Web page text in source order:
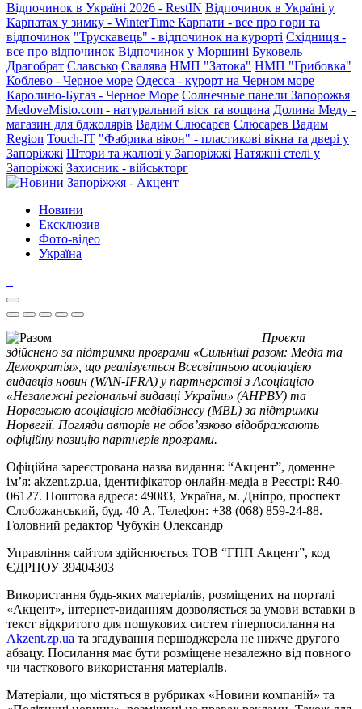
Відпочинок в Україні 2026 - RestIN Відпочинок в Україні у
Карпатах у зимку - WinterTime Карпати - все про гори та
відпочинок "Трускавець" - відпочинок на курорті Східниця -
все про відпочинок Відпочинок у Моршині Буковель
Драгобрат Славсько Свалява НМП "Затока" НМП "Грибовка"
Коблево - Черное море Одесса - курорт на Черном море
Каролино-Бугаз - Черное Море Солнечные панели Запорожья
MedoveMisto.com - натуральний віск та вощина Долина Меду -
магазин для бджолярів Вадим Слюсарєв Слюсарев Вадим
Region Touch-IT "Фабрика вікон" - пластикові вікна та двері у
Запоріжжі Штори та жалюзі у Запоріжжі Натяжні стелі у
Запоріжжі Захисник - військторг
Новини
Ексклюзив
Фото-відео
Україна
Проєкт
здійснено за підтримки програми «Сильніші разом: Медіа та
Демократія», що реалізується Всесвітньою асоціацією
видавців новин (WAN-IFRA) у партнерстві з Асоціацією
«Незалежні регіональні видавці України» (АНРВУ) та
Норвезькою асоціацією медіабізнесу (MBL) за підтримки
Норвегії. Погляди авторів не обов’язково відображають
офіційну позицію партнерів програми.
Офіційна зареєстрована назва видання: “Акцент”, доменне
ім’я: akzent.zp.ua, ідентифікатор онлайн-медіа в Реєстрі: R40-
06127. Поштова адреса: 49083, Україна, м. Дніпро, проспект
Слобожанський, буд. 40 А. Телефон: +38 (068) 859-24-88.
Головний редактор Чубукін Олександр
Управління сайтом здійснюється ТОВ “ГПП Акцент”, код
ЄДРПОУ 39404303
Використання будь-яких матеріалів, розміщених на порталі
«Акцент», інтернет-виданням дозволяється за умови вставки в
текст відкритого для пошукових систем гіперпосилання на
Akzent.zp.ua та згадування першоджерела не нижче другого
абзацу. Посилання має бути розміщене незалежно від повного
чи часткового використання матеріалів.
Матеріали, що містяться в рубриках «Новини компаній» та